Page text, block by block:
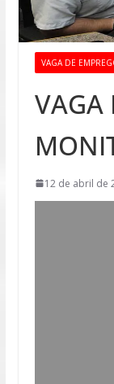
VAGA DE
VAGA
12 de abril de